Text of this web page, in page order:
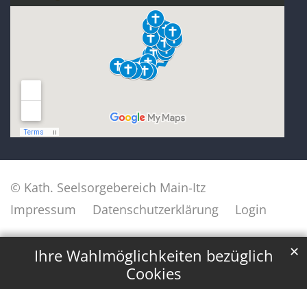
Ihre Wahlmöglichkeiten bezüglich
Cookies
✕
© Kath. Seelsorgebereich Main-Itz
Impressum
Datenschutzerklärung Login